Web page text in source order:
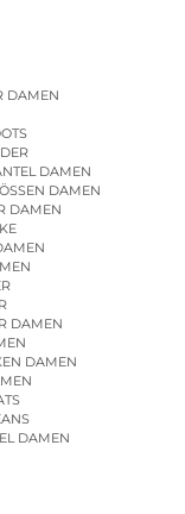
DAMEN
DAMEN
DAMEN
DAMEN
DAMEN
DAMEN
DAMEN